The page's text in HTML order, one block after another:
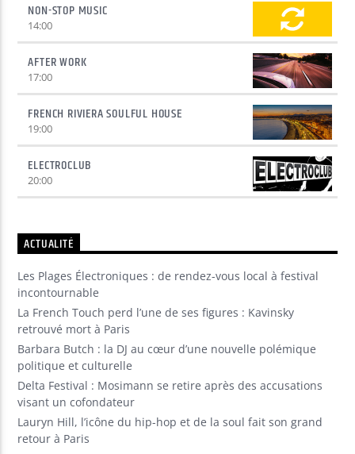
NON-STOP MUSIC
14:00
AFTER WORK
17:00
FRENCH RIVIERA SOULFUL HOUSE
19:00
ELECTROCLUB
20:00
ACTUALITÉ
Les Plages Électroniques : de rendez-vous local à festival
incontournable
La French Touch perd l’une de ses figures : Kavinsky
retrouvé mort à Paris
Barbara Butch : la DJ au cœur d’une nouvelle polémique
politique et culturelle
Delta Festival : Mosimann se retire après des accusations
visant un cofondateur
Lauryn Hill, l’icône du hip-hop et de la soul fait son grand
retour à Paris